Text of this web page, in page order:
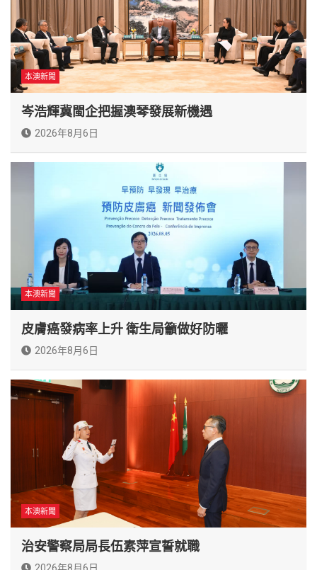
本澳新聞
岑浩輝冀閩企把握澳琴發展新機遇
2026年8月6日
本澳新聞
皮膚癌發病率上升 衛生局籲做好防曬
2026年8月6日
本澳新聞
治安警察局局長伍素萍宣誓就職